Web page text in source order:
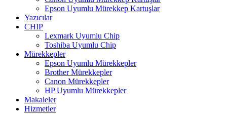
Epson Uyumlu Mürekkep Kartuşlar
Yazıcılar
CHIP
Lexmark Uyumlu Chip
Toshiba Uyumlu Chip
Mürekkepler
Epson Uyumlu Mürekkepler
Brother Mürekkepler
Canon Mürekkepler
HP Uyumlu Mürekkepler
Makaleler
Hizmetler